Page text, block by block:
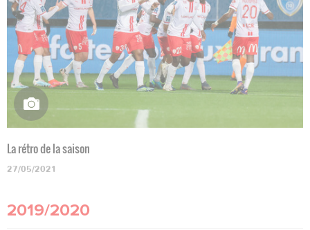
La rétro de la saison
27/05/2021
2019/2020